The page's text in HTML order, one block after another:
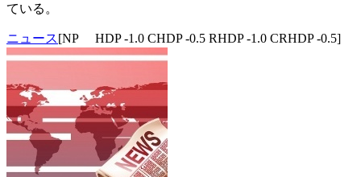
ている。
ニュース[NP HDP -1.0 CHDP -0.5 RHDP -1.0 CRHDP -0.5]